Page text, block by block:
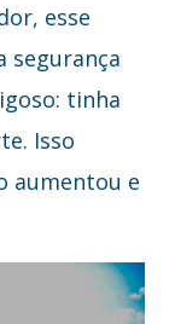
esse
segurança
tinha
Isso
aumentou e